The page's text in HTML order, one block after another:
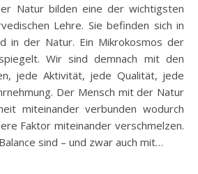
Natur bilden eine der wichtigsten
Lehre. Sie befinden sich in
in der Natur. Ein Mikrokosmos der
Wir sind demnach mit den
jede Aktivität, jede Qualität, jede
Der Mensch mit der Natur
miteinander verbunden wodurch
Faktor miteinander verschmelzen.
sind – und zwar auch mit…